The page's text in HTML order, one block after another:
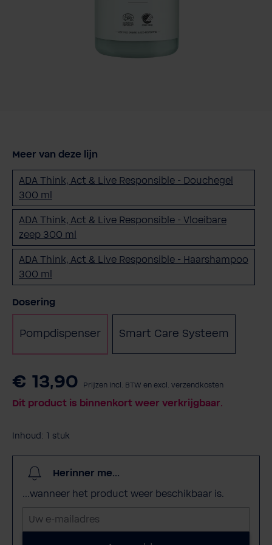
Meer van deze lijn
ADA Think, Act & Live Responsible - Douchegel
300 ml
ADA Think, Act & Live Responsible - Vloeibare
zeep 300 ml
ADA Think, Act & Live Responsible - Haarshampoo
300 ml
Selecteer
Dosering
Pompdispenser(Deze optie is momenteel niet
Smart Care Systeem
€ 13,90 Prijzen incl. BTW en excl. verzendkosten
Dit product is binnenkort weer verkrijgbaar.
Inhoud: 1 stuk
Herinner me...
...wanneer het product weer beschikbaar is.
w